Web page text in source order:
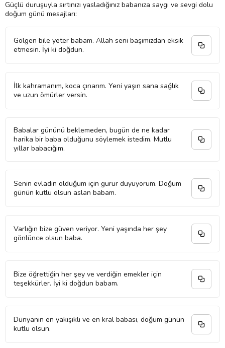
Güçlü duruşuyla sırtınızı yasladığınız babanıza saygı ve sevgi dolu
doğum günü mesajları:
Gölgen bile yeter babam. Allah seni başımızdan eksik
etmesin. İyi ki doğdun.
İlk kahramanım, koca çınarım. Yeni yaşın sana sağlık
ve uzun ömürler versin.
Babalar gününü beklemeden, bugün de ne kadar
harika bir baba olduğunu söylemek istedim. Mutlu
yıllar babacığım.
Senin evladın olduğum için gurur duyuyorum. Doğum
günün kutlu olsun aslan babam.
Varlığın bize güven veriyor. Yeni yaşında her şey
gönlünce olsun baba.
Bize öğrettiğin her şey ve verdiğin emekler için
teşekkürler. İyi ki doğdun babam.
Dünyanın en yakışıklı ve en kral babası, doğum günün
kutlu olsun.